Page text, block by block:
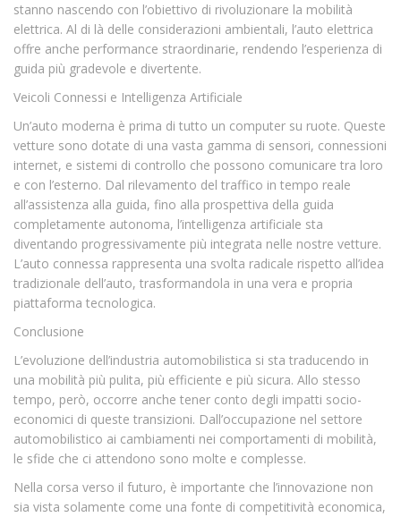
stanno nascendo con l’obiettivo di rivoluzionare la mobilità
elettrica. Al di là delle considerazioni ambientali, l’auto elettrica
offre anche performance straordinarie, rendendo l’esperienza di
guida più gradevole e divertente.
Veicoli Connessi e Intelligenza Artificiale
Un’auto moderna è prima di tutto un computer su ruote. Queste
vetture sono dotate di una vasta gamma di sensori, connessioni
internet, e sistemi di controllo che possono comunicare tra loro
e con l’esterno. Dal rilevamento del traffico in tempo reale
all’assistenza alla guida, fino alla prospettiva della guida
completamente autonoma, l’intelligenza artificiale sta
diventando progressivamente più integrata nelle nostre vetture.
L’auto connessa rappresenta una svolta radicale rispetto all’idea
tradizionale dell’auto, trasformandola in una vera e propria
piattaforma tecnologica.
Conclusione
L’evoluzione dell’industria automobilistica si sta traducendo in
una mobilità più pulita, più efficiente e più sicura. Allo stesso
tempo, però, occorre anche tener conto degli impatti socio-
economici di queste transizioni. Dall’occupazione nel settore
automobilistico ai cambiamenti nei comportamenti di mobilità,
le sfide che ci attendono sono molte e complesse.
Nella corsa verso il futuro, è importante che l’innovazione non
sia vista solamente come una fonte di competitività economica,